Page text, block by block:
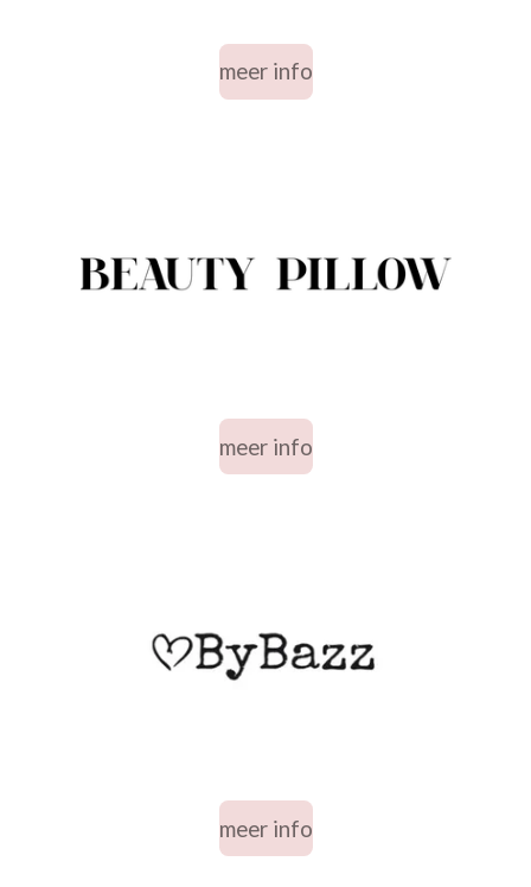
meer info
meer info
meer info